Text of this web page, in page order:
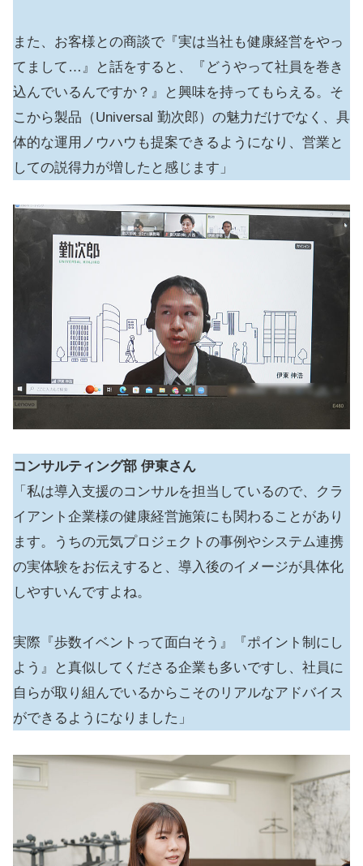
また、お客様との商談で『実は当社も健康経営をやっ
てまして…』と話をすると、『どうやって社員を巻き
込んでいるんですか？』と興味を持ってもらえる。そ
こから製品（Universal 勤次郎）の魅力だけでなく、具
体的な運用ノウハウも提案できるようになり、営業と
しての説得力が増したと感じます」
コンサルティング部 伊東さん
「私は導入支援のコンサルを担当しているので、クラ
イアント企業様の健康経営施策にも関わることがあり
ます。うちの元気プロジェクトの事例やシステム連携
の実体験をお伝えすると、導入後のイメージが具体化
しやすいんですよね。
実際『歩数イベントって面白そう』『ポイント制にし
よう』と真似してくださる企業も多いですし、社員に
自らが取り組んでいるからこそのリアルなアドバイス
ができるようになりました」